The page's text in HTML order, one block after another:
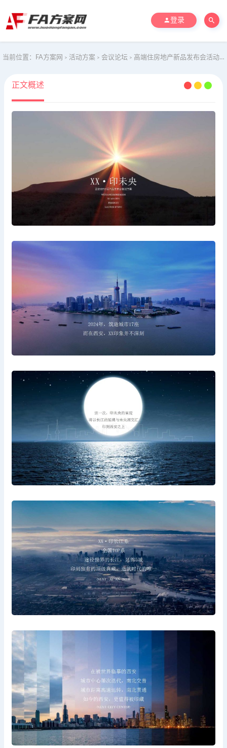
登录
当前位置： FA方案网 > 活动方案 > 会议论坛 > 高端住房地产新品发布会活动策划方案
正文概述